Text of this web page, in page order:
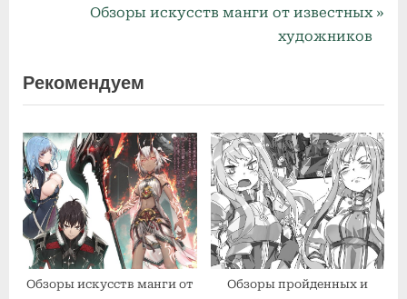
o
u
s
P
o
s
t
:
N
t
P
o
s
t
:
Обзоры искусств манги от известных
художников
Рекомендуем
Обзоры искусств манги от
Обзоры пройденных и